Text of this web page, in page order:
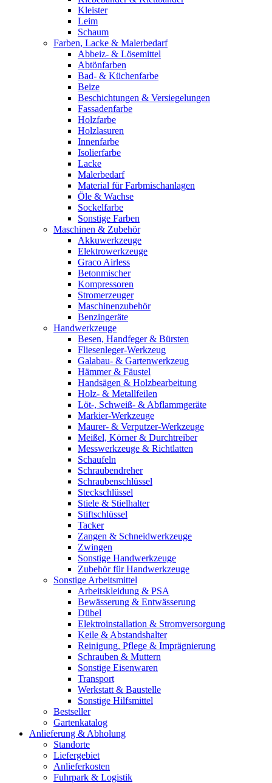
Kleister
Leim
Schaum
Farben, Lacke & Malerbedarf
Abbeiz- & Lösemittel
Abtönfarben
Bad- & Küchenfarbe
Beize
Beschichtungen & Versiegelungen
Fassadenfarbe
Holzfarbe
Holzlasuren
Innenfarbe
Isolierfarbe
Lacke
Malerbedarf
Material für Farbmischanlagen
Öle & Wachse
Sockelfarbe
Sonstige Farben
Maschinen & Zubehör
Akkuwerkzeuge
Elektrowerkzeuge
Graco Airless
Betonmischer
Kompressoren
Stromerzeuger
Maschinenzubehör
Benzingeräte
Handwerkzeuge
Besen, Handfeger & Bürsten
Fliesenleger-Werkzeug
Galabau- & Gartenwerkzeug
Hämmer & Fäustel
Handsägen & Holzbearbeitung
Holz- & Metallfeilen
Löt-, Schweiß- & Abflammgeräte
Markier-Werkzeuge
Maurer- & Verputzer-Werkzeuge
Meißel, Körner & Durchtreiber
Messwerkzeuge & Richtlatten
Schaufeln
Schraubendreher
Schraubenschlüssel
Steckschlüssel
Stiele & Stielhalter
Stiftschlüssel
Tacker
Zangen & Schneidwerkzeuge
Zwingen
Sonstige Handwerkzeuge
Zubehör für Handwerkzeuge
Sonstige Arbeitsmittel
Arbeitskleidung & PSA
Bewässerung & Entwässerung
Dübel
Elektroinstallation & Stromversorgung
Keile & Abstandshalter
Reinigung, Pflege & Imprägnierung
Schrauben & Muttern
Sonstige Eisenwaren
Transport
Werkstatt & Baustelle
Sonstige Hilfsmittel
Bestseller
Gartenkatalog
Anlieferung & Abholung
Standorte
Liefergebiet
Anlieferkosten
Fuhrpark & Logistik